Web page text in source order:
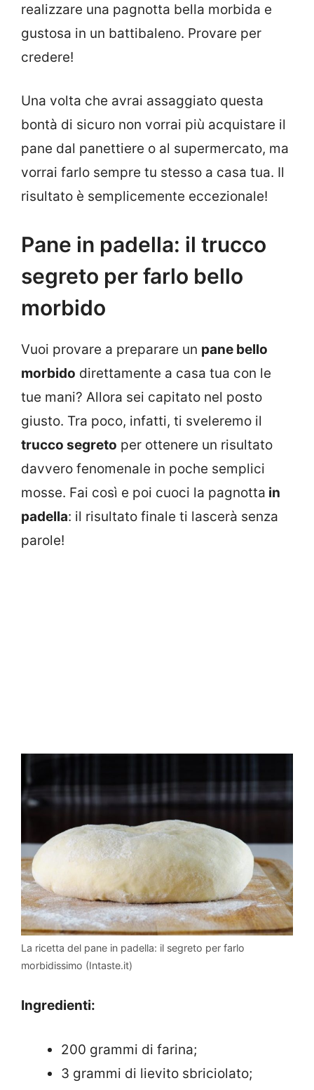
realizzare una pagnotta bella morbida e
gustosa in un battibaleno. Provare per
credere!
Una volta che avrai assaggiato questa
bontà di sicuro non vorrai più acquistare il
pane dal panettiere o al supermercato, ma
vorrai farlo sempre tu stesso a casa tua. Il
risultato è semplicemente eccezionale!
Pane in padella: il trucco
segreto per farlo bello
morbido
Vuoi provare a preparare un pane bello
morbido direttamente a casa tua con le
tue mani? Allora sei capitato nel posto
giusto. Tra poco, infatti, ti sveleremo il
trucco segreto per ottenere un risultato
davvero fenomenale in poche semplici
mosse. Fai così e poi cuoci la pagnotta in
padella: il risultato finale ti lascerà senza
parole!
La ricetta del pane in padella: il segreto per farlo
morbidissimo (Intaste.it)
Ingredienti:
200 grammi di farina;
3 grammi di lievito sbriciolato;